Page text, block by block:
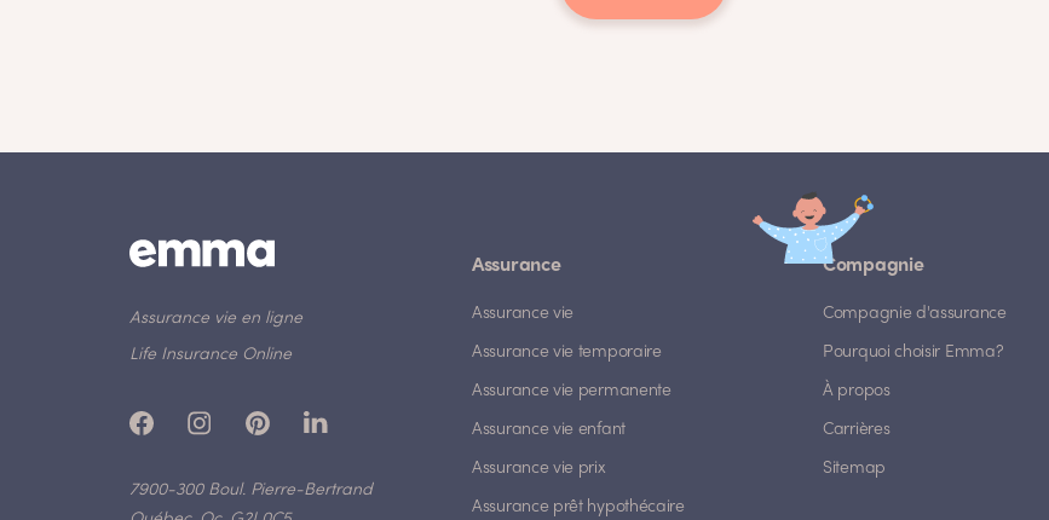
Assurance vie en ligne
Life Insurance Online
7900-300 Boul. Pierre-Bertrand
Assurance
Assurance vie
Assurance vie temporaire
Assurance vie permanente
Assurance vie enfant
Assurance vie prix
Assurance prêt hypothécaire
Compagnie
Compagnie d'assurance
Pourquoi choisir Emma?
À propos
Carrières
Sitemap